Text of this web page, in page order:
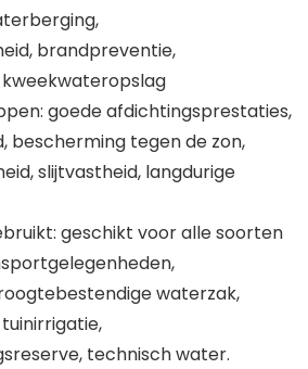
brandpreventie,
goede afdichtingsprestaties,
bescherming tegen de zon,
slijtvastheid, langdurige
geschikt voor alle soorten
waterzak,
technisch water.